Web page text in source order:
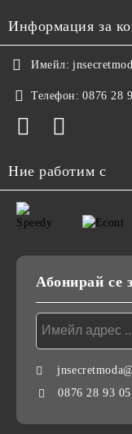
Информация за
Имейл:
Телефон: 0876 28
Ние работим с
Абонирай се
0876 28 93 05